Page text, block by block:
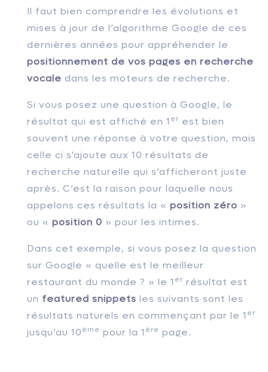
Il faut bien comprendre les évolutions et
mises à jour de l’algorithme Google de ces
dernières années pour appréhender le
positionnement de vos pages en recherche
vocale dans les moteurs de recherche.
Si vous posez une question à Google, le
résultat qui est affiché en 1 er est bien
souvent une réponse à votre question, mais
celle ci s'ajoute aux 10 résultats de
recherche naturelle qui s’afficheront juste
après. C’est la raison pour laquelle nous
appelons ces résultats la « position zéro »
ou « position 0 » pour les intimes.
Dans cet exemple, si vous posez la question
sur Google « quelle est le meilleur
restaurant du monde ? » le 1 er résultat est
un featured snippets les suivants sont les
résultats naturels en commençant par le 1 er
jusqu’au 10ème pour la 1 ère page.